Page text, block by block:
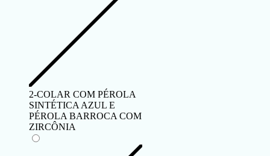
2-COLAR COM PÉROLA
SINTÉTICA AZUL E
PÉROLA BARROCA COM
ZIRCÔNIA